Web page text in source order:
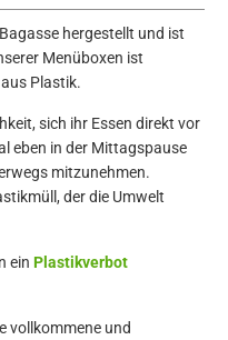
hergestellt und ist
Menüboxen ist
Plastik.
sich ihr Essen direkt vor
eben in der Mittagspause
mitzunehmen.
der die Umwelt
einPlastikverbot
vollkommene und